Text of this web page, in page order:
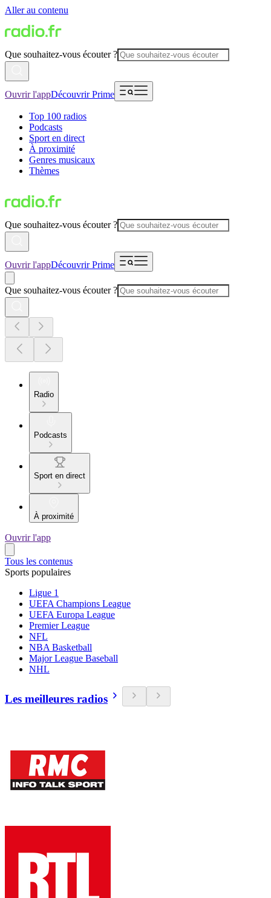
Aller au contenu
Que souhaitez-vous écouter ?
Ouvrir l'appDécouvrir Prime
Top 100 radios
Podcasts
Sport en direct
À proximité
Genres musicaux
Thèmes
Que souhaitez-vous écouter ?
Ouvrir l'appDécouvrir Prime
Que souhaitez-vous écouter ?
Radio
Podcasts
Sport en direct
À proximité
Ouvrir l'app
Tous les contenus
Sports populaires
Ligue 1
UEFA Champions League
UEFA Europa League
Premier League
NFL
NBA Basketball
Major League Baseball
NHL
Les meilleures radios